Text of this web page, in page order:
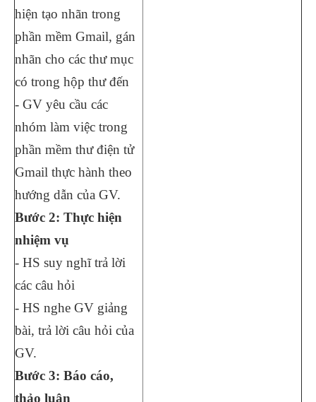
hiện tạo nhãn trong
phần mềm Gmail, gán
nhãn cho các thư mục
có trong hộp thư đến
- GV yêu cầu các
nhóm làm việc trong
phần mềm thư điện tử
Gmail thực hành theo
hướng dẫn của GV.
Bước 2: Thực hiện
nhiệm vụ
- HS suy nghĩ trả lời
các câu hỏi
- HS nghe GV giảng
bài, trả lời câu hỏi của
GV.
Bước 3: Báo cáo,
thảo luận